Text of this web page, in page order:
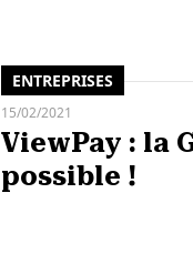
ENTREPRISES
15/02/2021
ViewPay : la
possible !